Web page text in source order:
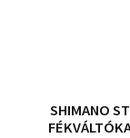
SHIMANO